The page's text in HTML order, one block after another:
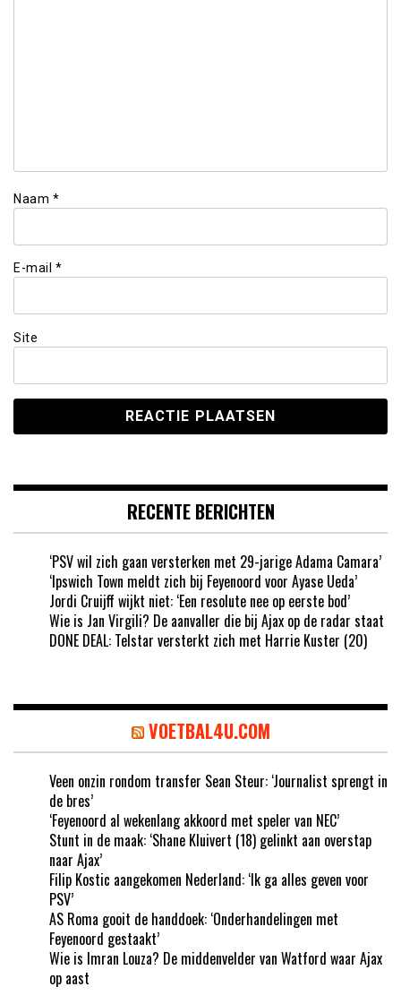
Naam *
E-mail *
Site
RECENTE BERICHTEN
‘PSV wil zich gaan versterken met 29-jarige Adama Camara’
‘Ipswich Town meldt zich bij Feyenoord voor Ayase Ueda’
Jordi Cruijff wijkt niet: ‘Een resolute nee op eerste bod’
Wie is Jan Virgili? De aanvaller die bij Ajax op de radar staat
DONE DEAL: Telstar versterkt zich met Harrie Kuster (20)
VOETBAL4U.COM
Veen onzin rondom transfer Sean Steur: ‘Journalist sprengt in
de bres’
‘Feyenoord al wekenlang akkoord met speler van NEC’
Stunt in de maak: ‘Shane Kluivert (18) gelinkt aan overstap
naar Ajax’
Filip Kostic aangekomen Nederland: ‘Ik ga alles geven voor
PSV’
AS Roma gooit de handdoek: ‘Onderhandelingen met
Feyenoord gestaakt’
Wie is Imran Louza? De middenvelder van Watford waar Ajax
op aast